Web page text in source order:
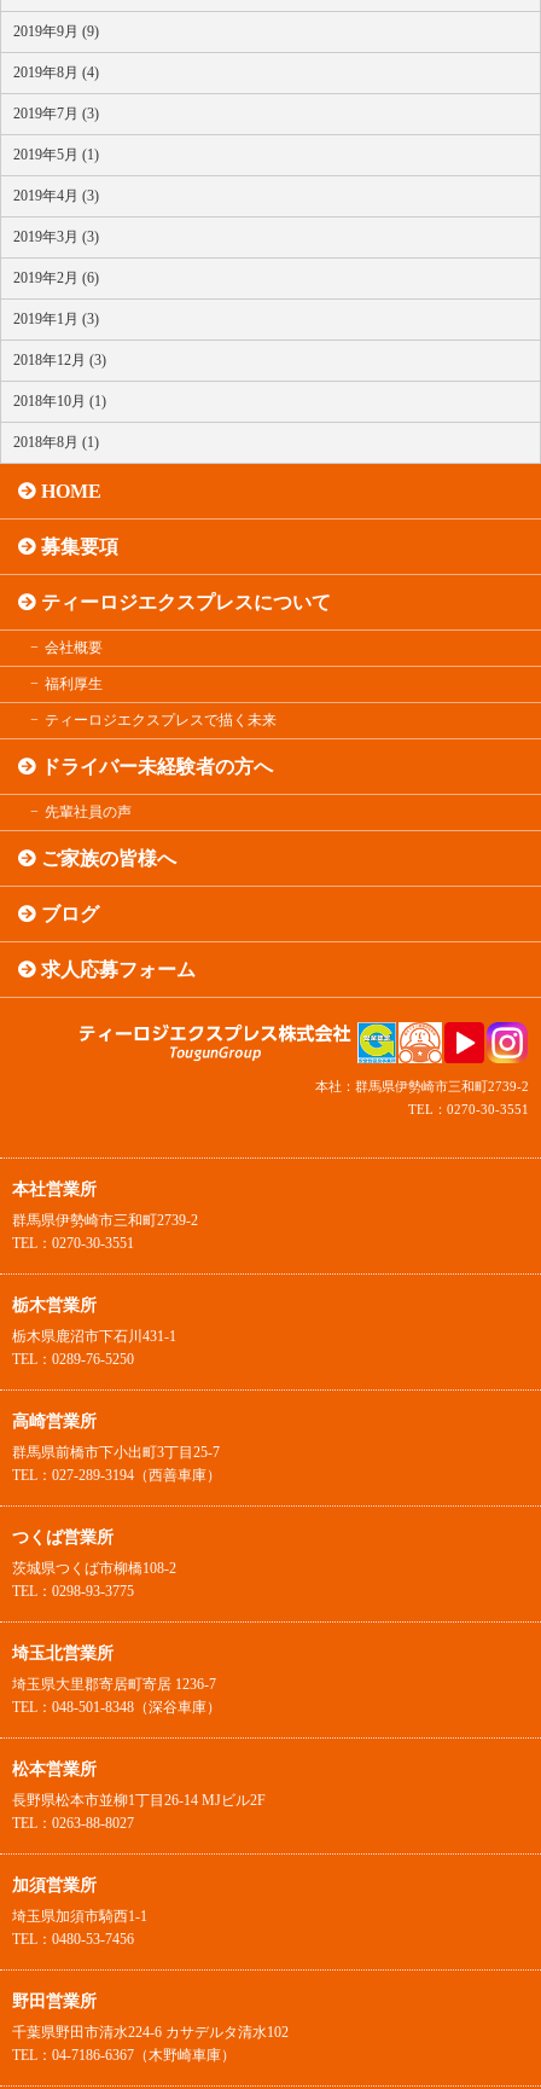
2019年9月 (9)
2019年8月 (4)
2019年7月 (3)
2019年5月 (1)
2019年4月 (3)
2019年3月 (3)
2019年2月 (6)
2019年1月 (3)
2018年12月 (3)
2018年10月 (1)
2018年8月 (1)
HOME
募集要項
ティーロジエクスプレスについて
会社概要
福利厚生
ティーロジエクスプレスで描く未来
ドライバー未経験者の方へ
先輩社員の声
ご家族の皆様へ
ブログ
求人応募フォーム
本社：群馬県伊勢崎市三和町2739-2
TEL：0270-30-3551
本社営業所
群馬県伊勢崎市三和町2739-2
TEL：0270-30-3551
栃木営業所
栃木県鹿沼市下石川431-1
TEL：0289-76-5250
高崎営業所
群馬県前橋市下小出町3丁目25-7
TEL：027-289-3194（西善車庫）
つくば営業所
茨城県つくば市柳橋108-2
TEL：0298-93-3775
埼玉北営業所
埼玉県大里郡寄居町寄居 1236-7
TEL：048-501-8348（深谷車庫）
松本営業所
長野県松本市並柳1丁目26-14 MJビル2F
TEL：0263-88-8027
加須営業所
埼玉県加須市騎西1-1
TEL：0480-53-7456
野田営業所
千葉県野田市清水224-6 カサデルタ清水102
TEL：04-7186-6367（木野崎車庫）